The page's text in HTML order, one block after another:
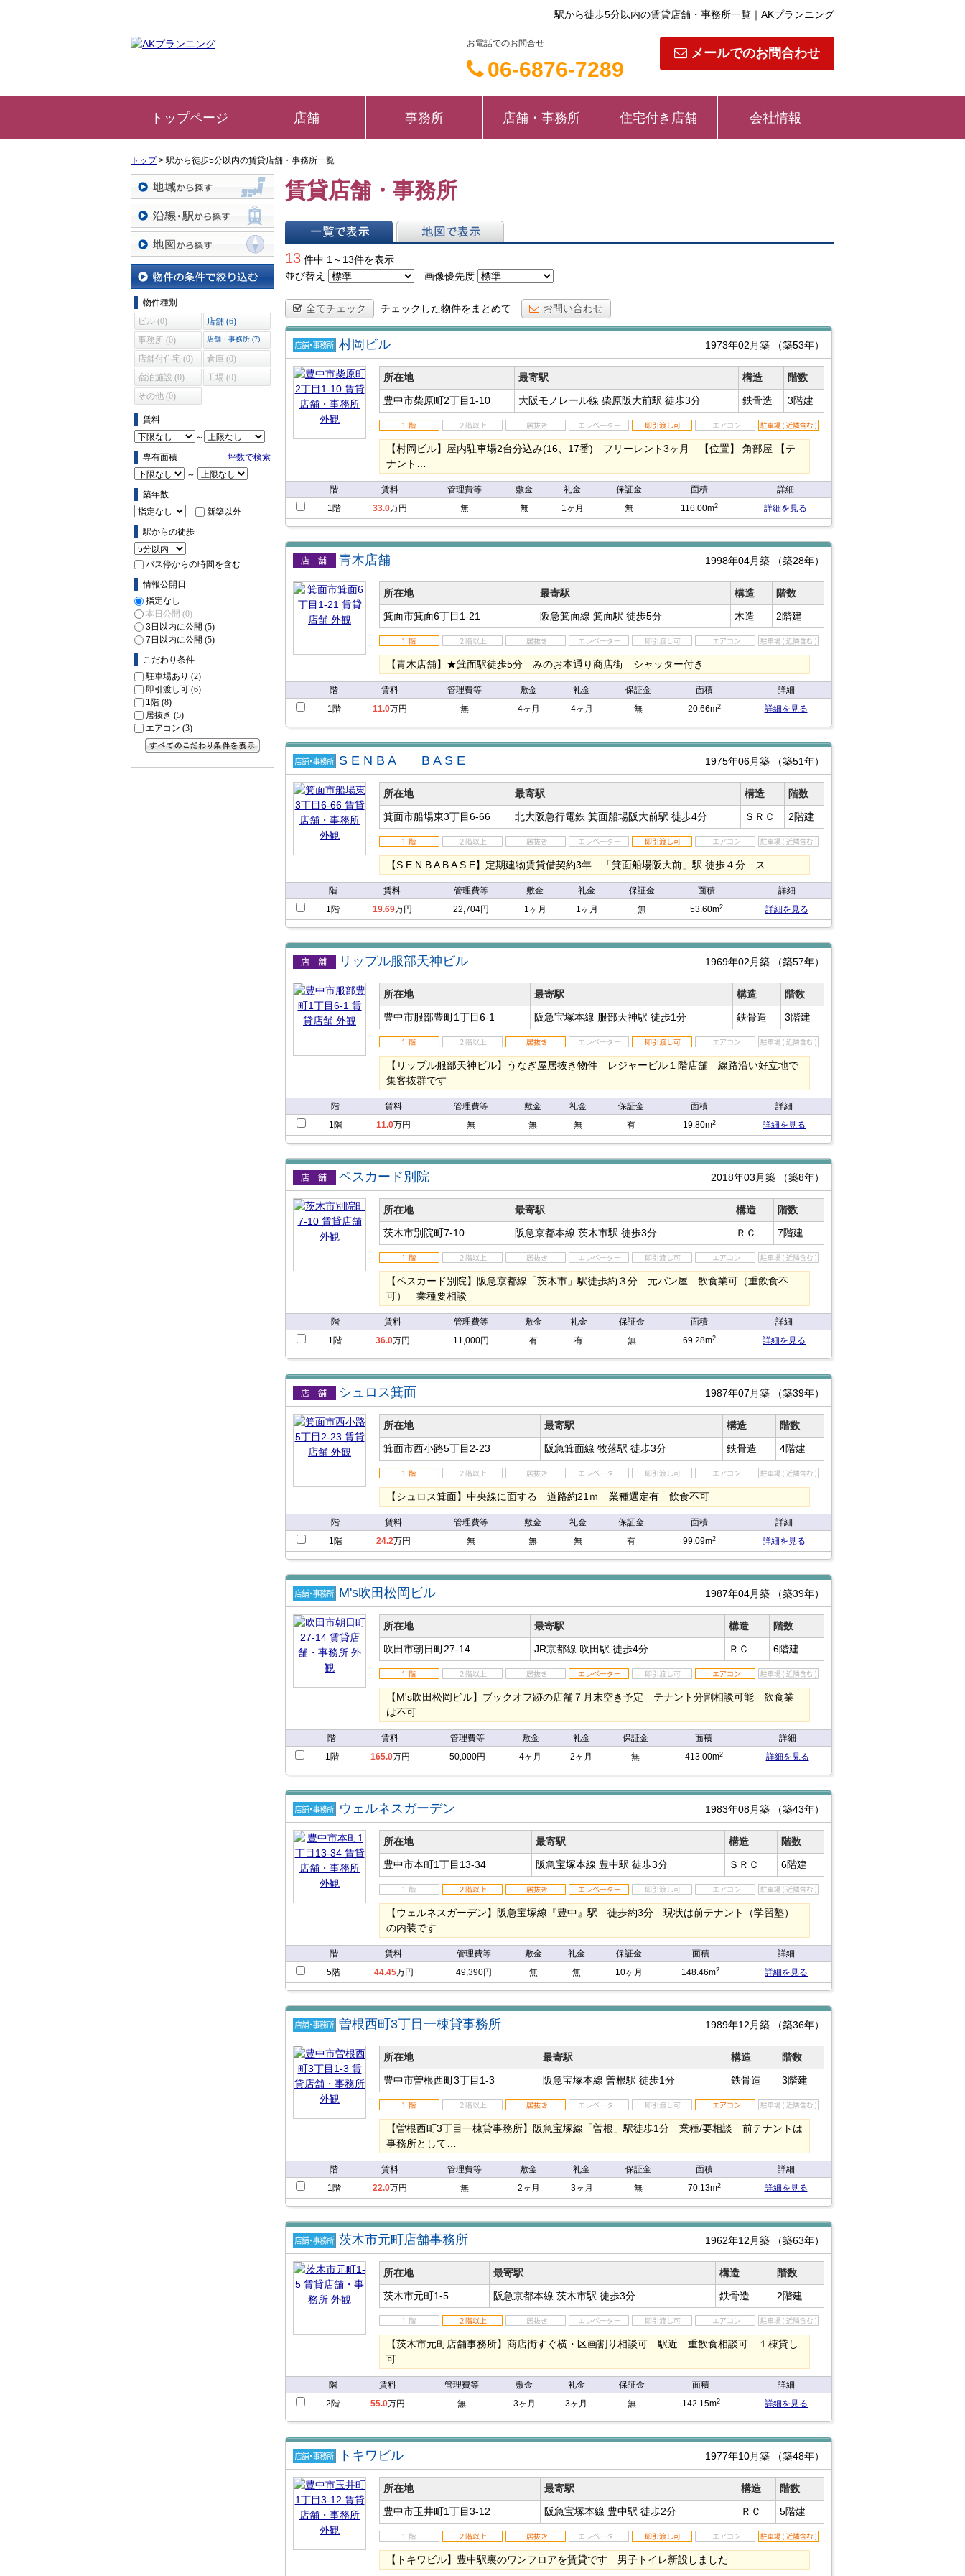
駅から徒歩5分以内の賃貸店舗・事務所一覧｜AKプランニング
メールでのお問合わせ
お電話でのお問合せ
06-6876-7289
トップページ 店舗 事務所 店舗・事務所 住宅付き店舗 会社情報
トップ>駅から徒歩5分以内の賃貸店舗・事務所一覧
地域から探す
沿線・駅から探す
地図から探す
物件の条件で絞り込む
物件種別
ビル (0)
店舗 (6)
事務所 (0)
店舗・事務所 (7)
店舗付住宅 (0)
倉庫 (0)
宿泊施設 (0)
工場 (0)
その他 (0)
賃料
～
専有面積
坪数で検索
～
築年数
新築以外
駅からの徒歩
バス停からの時間を含む
情報公開日
指定なし
本日公開 (0)
3日以内に公開 (5)
7日以内に公開 (5)
こだわり条件
駐車場あり (2)
即引渡し可 (6)
1階 (8)
居抜き (5)
エアコン (3)
賃貸店舗・事務所
13 件中 1～13件を表示
並び替え
画像優先度
全てチェック チェックした物件をまとめて お問い合わせ
賃貸店
舗・事務
所
村岡ビル 1973年02月築 （築53年）
所在地 最寄駅 構造
階数
豊中市柴原町2丁目1-10
大阪モノレール線 柴原阪大前駅 徒歩3分 鉄骨造 3階建
【村岡ビル】屋内駐車場2台分込み(16、17番) フリーレント3ヶ月 【位置】 角部屋 【テ
ナント…
階 賃料 管理費等 敷金 礼金 保証金 面積
詳細
1階
33.0万円 無 無 1ヶ月 無 116.00m2 詳細を見る
賃貸店舗
青木店舗 1998年04月築 （築28年）
所在地 最寄駅 構造
階数
箕面市箕面6丁目1-21
阪急箕面線 箕面駅 徒歩5分 木造 2階建
【青木店舗】★箕⾯駅徒歩5分 みのお本通り商店街 シャッター付き
階 賃料 管理費等 敷金 礼金 保証金 面積
詳細
1階
11.0万円 無 4ヶ月 4ヶ月 無 20.66m2 詳細を見る
賃貸店
舗・事務
所
S E N B A B A S E 1975年06月築 （築51年）
所在地 最寄駅 構造
階数
箕面市船場東3丁目6-66
北大阪急行電鉄 箕面船場阪大前駅 徒歩4分 ＳＲＣ 2階建
【S E N B A B A S E】定期建物賃貸借契約3年 「箕面船場阪大前」駅 徒歩４分 ス…
階 賃料 管理費等 敷金 礼金 保証金 面積
詳細
1階
19.69万円 22,704円 1ヶ月 1ヶ月 無 53.60m2 詳細を見る
賃貸店舗
リップル服部天神ビル 1969年02月築 （築57年）
所在地 最寄駅 構造
階数
豊中市服部豊町1丁目6-1
阪急宝塚本線 服部天神駅 徒歩1分 鉄骨造 3階建
【リップル服部天神ビル】うなぎ屋居抜き物件 レジャービル１階店舗 線路沿い好立地で
集客抜群です
階 賃料 管理費等 敷金 礼金 保証金 面積
詳細
1階
11.0万円 無 無 無 有 19.80m2 詳細を見る
賃貸店舗
ペスカード別院 2018年03月築 （築8年）
所在地 最寄駅 構造
階数
茨木市別院町7-10
阪急京都本線 茨木市駅 徒歩3分 ＲＣ 7階建
【ペスカード別院】阪急京都線「茨木市」駅徒歩約３分 元パン屋 飲食業可（重飲食不
可） 業種要相談
階 賃料 管理費等 敷金 礼金 保証金 面積
詳細
1階
36.0万円 11,000円 有 有 無 69.28m2 詳細を見る
賃貸店舗
シュロス箕面 1987年07月築 （築39年）
所在地 最寄駅 構造
階数
箕面市西小路5丁目2-23
阪急箕面線 牧落駅 徒歩3分 鉄骨造 4階建
【シュロス箕面】中央線に面する 道路約21ｍ 業種選定有 飲食不可
階 賃料 管理費等 敷金 礼金 保証金 面積
詳細
1階
24.2万円 無 無 無 有 99.09m2 詳細を見る
賃貸店
舗・事務
所
M's吹田松岡ビル 1987年04月築 （築39年）
所在地 最寄駅 構造
階数
吹田市朝日町27-14
JR京都線 吹田駅 徒歩4分 ＲＣ 6階建
【M's吹田松岡ビル】ブックオフ跡の店舗７月末空き予定 テナント分割相談可能 飲食業
は不可
階 賃料 管理費等 敷金 礼金 保証金 面積
詳細
1階
165.0万円 50,000円 4ヶ月 2ヶ月 無 413.00m2 詳細を見る
賃貸店
舗・事務
所
ウェルネスガーデン 1983年08月築 （築43年）
所在地 最寄駅 構造
階数
豊中市本町1丁目13-34
阪急宝塚本線 豊中駅 徒歩3分 ＳＲＣ 6階建
【ウェルネスガーデン】阪急宝塚線『豊中』駅 徒歩約3分 現状は前テナント（学習塾）
の内装です
階 賃料 管理費等 敷金 礼金 保証金 面積
詳細
5階
44.45万円 49,390円 無 無 10ヶ月 148.46m2 詳細を見る
賃貸店
舗・事務
所
曽根西町3丁目一棟貸事務所 1989年12月築 （築36年）
所在地 最寄駅 構造
階数
豊中市曽根西町3丁目1-3
阪急宝塚本線 曽根駅 徒歩1分 鉄骨造 3階建
【曽根西町3丁目一棟貸事務所】阪急宝塚線「曽根」駅徒歩1分 業種/要相談 前テナントは
事務所として…
階 賃料 管理費等 敷金 礼金 保証金 面積
詳細
1階
22.0万円 無 2ヶ月 3ヶ月 無 70.13m2 詳細を見る
賃貸店
舗・事務
所
茨木市元町店舗事務所 1962年12月築 （築63年）
所在地 最寄駅 構造
階数
茨木市元町1-5
阪急京都本線 茨木市駅 徒歩3分 鉄骨造 2階建
【茨木市元町店舗事務所】商店街すぐ横・区画割り相談可 駅近 重飲食相談可 １棟貸し
可
階 賃料 管理費等 敷金 礼金 保証金 面積
詳細
2階
55.0万円 無 3ヶ月 3ヶ月 無 142.15m2 詳細を見る
賃貸店
舗・事務
所
トキワビル 1977年10月築 （築48年）
所在地 最寄駅 構造
階数
豊中市玉井町1丁目3-12
阪急宝塚本線 豊中駅 徒歩2分 ＲＣ 5階建
【トキワビル】豊中駅裏のワンフロアを賃貸です 男子トイレ新設しました